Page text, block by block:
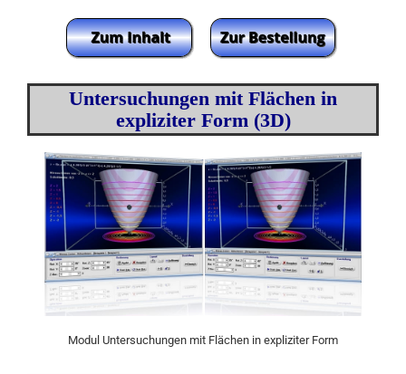
Untersuchungen mit Flächen in
expliziter Form (3D)
Modul Untersuchungen mit Flächen in expliziter Form